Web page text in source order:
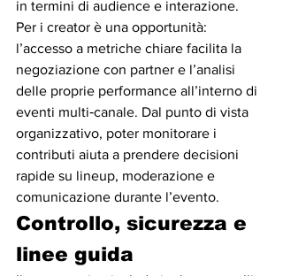
in termini di audience e interazione.
Per i creator è una opportunità:
l’accesso a metriche chiare facilita la
negoziazione con partner e l’analisi
delle proprie performance all’interno di
eventi multi‑canale. Dal punto di vista
organizzativo, poter monitorare i
contributi aiuta a prendere decisioni
rapide su lineup, moderazione e
comunicazione durante l’evento.
Controllo, sicurezza e
linee guida